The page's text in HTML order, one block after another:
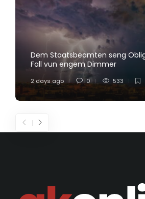
Dem Staatsbeamten seng
Fall vun engem Dimmer
2 days ago 0 533